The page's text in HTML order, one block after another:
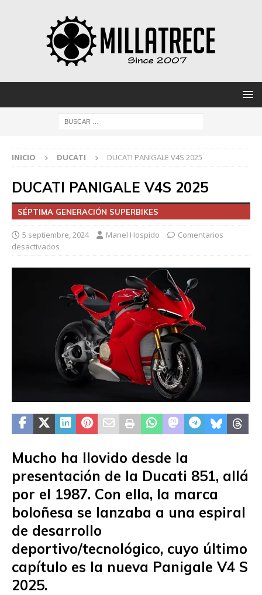
INICIO DUCATI DUCATI PANIGALE V4S 2025
DUCATI PANIGALE V4S 2025
SÉPTIMA GENERACIÓN SUPERBIKES
5 septiembre, 2024 Manel Hospido
Comentarios
desactivados
Mucho ha llovido desde la
presentación de la Ducati 851, allá
por el 1987. Con ella, la marca
boloñesa se lanzaba a una espiral
de desarrollo
deportivo/tecnológico, cuyo último
capítulo es la nueva Panigale V4 S
2025.